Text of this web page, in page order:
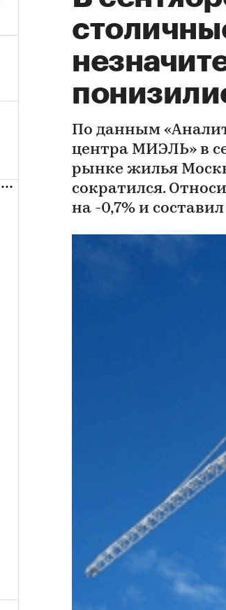
По данным
центра МИЭЛЬ» в
рынке жилья
сократился.
на -0,7% и